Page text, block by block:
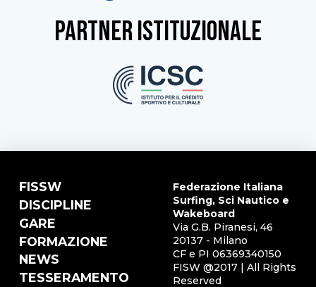
partner istituzionale
FISSW
DISCIPLINE
GARE
FORMAZIONE
NEWS
TESSERAMENTO
Federazione Italiana
Surfing, Sci Nautico e
Wakeboard
Via G.B. Piranesi, 46
20137 - Milano
CF e PI 06369340150
FISW @2017 | All Rights
Reserved